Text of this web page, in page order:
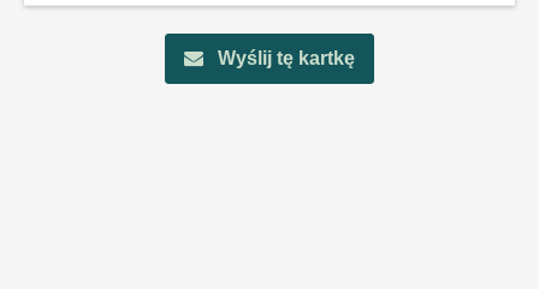
Wyślij tę kartkę